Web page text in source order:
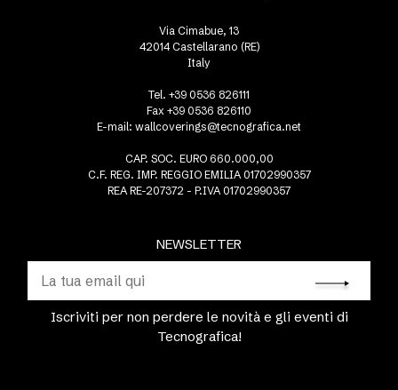
NEWSLETTER
Iscriviti per non perdere le novità e gli eventi di
Tecnografica!
Via Cimabue, 13
42014 Castellarano (RE)
Italy
Tel. +39 0536 826111
Fax +39 0536 826110
E-mail: wallcoverings@tecnografica.net
CAP. SOC. EURO 660.000,00
C.F. REG. IMP. REGGIO EMILIA 01702990357
REA RE-207372 - P.IVA 01702990357